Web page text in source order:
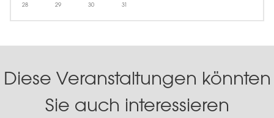
28 29 30 31
Diese Veranstaltungen könnten
Sie auch interessieren